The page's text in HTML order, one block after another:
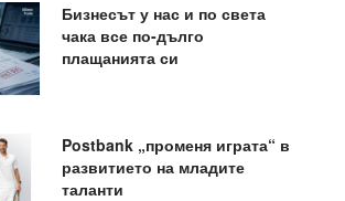
Бизнесът у нас и по света
чака все по-дълго
плащанията си
Postbank „променя играта“ в
развитието на младите
таланти